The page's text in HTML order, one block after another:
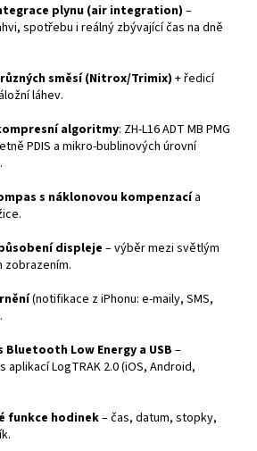
plynu (air integration) –
spotřebu i reálný zbývající čas na dně
směsí (Nitrox/Trimix) + ředicí
láhev.
algoritmy: ZH-L16 ADT MB PMG
PDIS a mikro-bublinových úrovní
s náklonovou kompenzacía
displeje – výběr mezi světlým
zobrazením.
(notifikace z iPhonu: e-maily, SMS,
Low Energy a USB –
aplikací LogTRAK 2.0 (iOS, Android,
funkce hodinek– čas, datum, stopky,